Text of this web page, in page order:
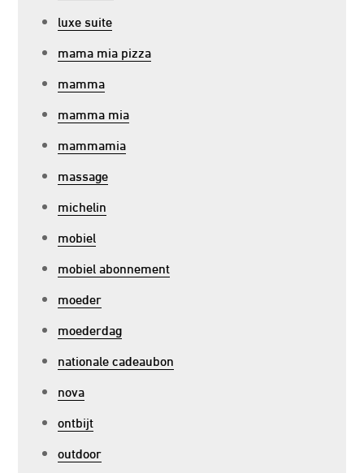
luxe suite
mama mia pizza
mamma
mamma mia
mammamia
massage
michelin
mobiel
mobiel abonnement
moeder
moederdag
nationale cadeaubon
nova
ontbijt
outdoor